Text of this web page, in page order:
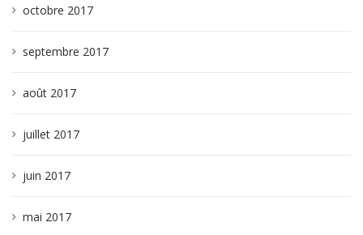
octobre 2017
septembre 2017
août 2017
juillet 2017
juin 2017
mai 2017